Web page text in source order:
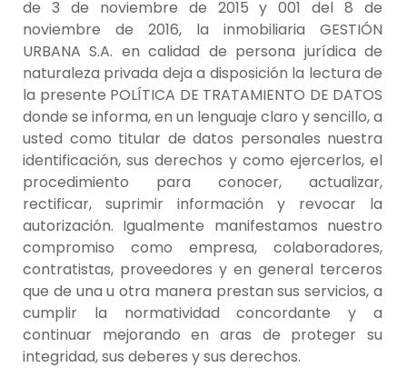
de 3 de noviembre de 2015 y 001 del 8 de
noviembre de 2016, la inmobiliaria GESTIÓN
URBANA S.A. en calidad de persona jurídica de
naturaleza privada deja a disposición la lectura de
la presente POLÍTICA DE TRATAMIENTO DE DATOS
donde se informa, en un lenguaje claro y sencillo, a
usted como titular de datos personales nuestra
identificación, sus derechos y como ejercerlos, el
procedimiento para conocer, actualizar,
rectificar, suprimir información y revocar la
autorización. Igualmente manifestamos nuestro
compromiso como empresa, colaboradores,
contratistas, proveedores y en general terceros
que de una u otra manera prestan sus servicios, a
cumplir la normatividad concordante y a
continuar mejorando en aras de proteger su
integridad, sus deberes y sus derechos.